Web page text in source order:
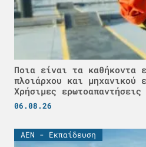
Ποια είναι τα καθήκοντα
πλοιάρχου και μηχανικού
Χρήσιμες ερωτοαπαντήσεις
06.08.26
ΑΕΝ - Εκπαίδευση